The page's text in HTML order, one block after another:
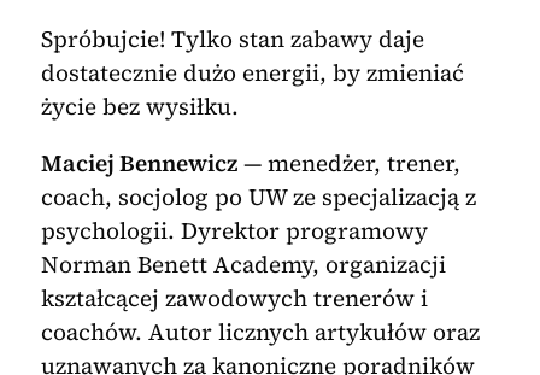
Spróbujcie! Tylko stan zabawy daje
dostatecznie dużo energii, by zmieniać
życie bez wysiłku.
Maciej Bennewicz— menedżer, trener,
coach, socjolog po UW ze specjalizacją z
psychologii. Dyrektor programowy
Norman Benett Academy, organizacji
kształcącej zawodowych trenerów i
coachów. Autor licznych artykułów oraz
uznawanych za kanoniczne poradników